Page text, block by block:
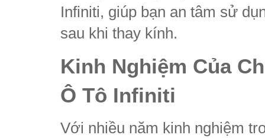
Infiniti, giúp bạn an tâm sử
sau khi thay kính.
Kinh Nghiệm Của
Ô Tô Infiniti
Với nhiều năm kinh nghiệm